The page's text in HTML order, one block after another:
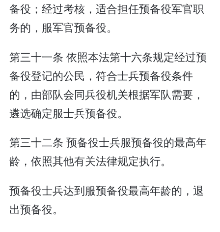
备役；经过考核，适合担任预备役军官职
务的，服军官预备役。
第三十一条 依照本法第十六条规定经过预
备役登记的公民，符合士兵预备役条件
的，由部队会同兵役机关根据军队需要，
遴选确定服士兵预备役。
第三十二条 预备役士兵服预备役的最高年
龄，依照其他有关法律规定执行。
预备役士兵达到服预备役最高年龄的，退
出预备役。